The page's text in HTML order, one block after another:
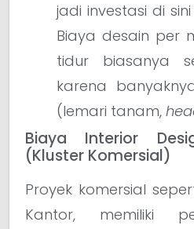
jadi investasi di
Biaya desain per
tidur biasanya
karena
(lemari tanam,
Biaya Interior
(Kluster Komersial)
Proyek komersial
Kantor, memiliki